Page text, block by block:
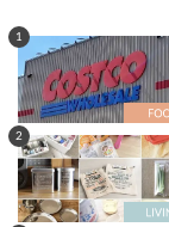
1
2